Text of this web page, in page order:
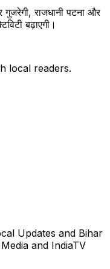
राजधानी पटना और
बढ़ाएगी।
local readers.
Updates and Bihar
and IndiaTV